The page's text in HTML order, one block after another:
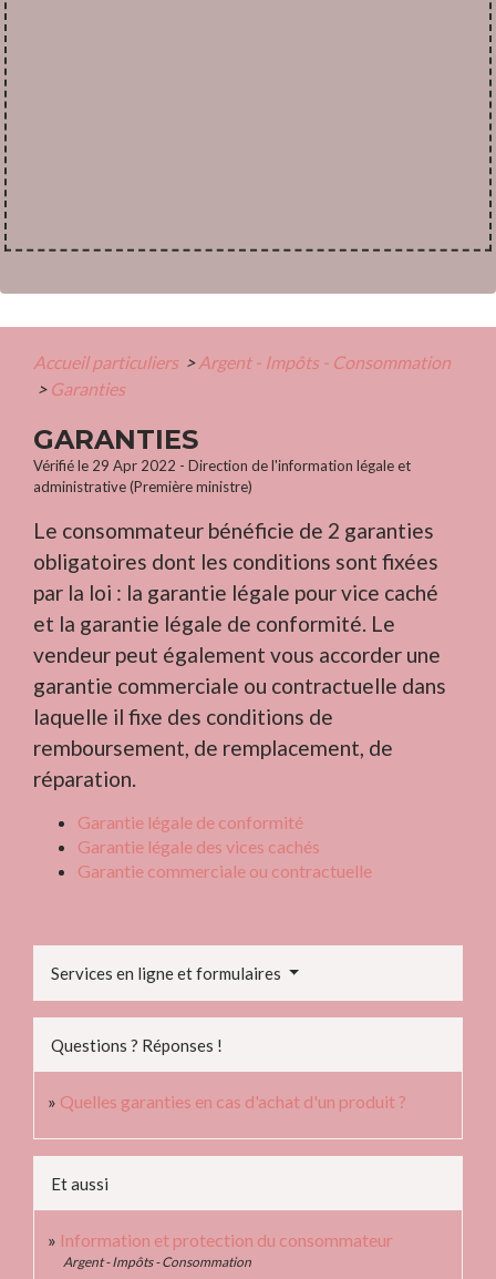
Accueil particuliers > Argent - Impôts - Consommation
> Garanties
GARANTIES
Vérifié le 29 Apr 2022 - Direction de l'information légale et
administrative (Première ministre)
Le consommateur bénéficie de 2 garanties
obligatoires dont les conditions sont fixées
par la loi : la garantie légale pour vice caché
et la garantie légale de conformité. Le
vendeur peut également vous accorder une
garantie commerciale ou contractuelle dans
laquelle il fixe des conditions de
remboursement, de remplacement, de
réparation.
Garantie légale de conformité
Garantie légale des vices cachés
Garantie commerciale ou contractuelle
Services en ligne et formulaires
Questions ? Réponses !
Quelles garanties en cas d'achat d'un produit ?
Et aussi
Information et protection du consommateur
Argent - Impôts - Consommation